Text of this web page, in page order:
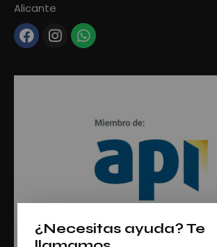
Alicante
¿Necesitas ayuda? Te